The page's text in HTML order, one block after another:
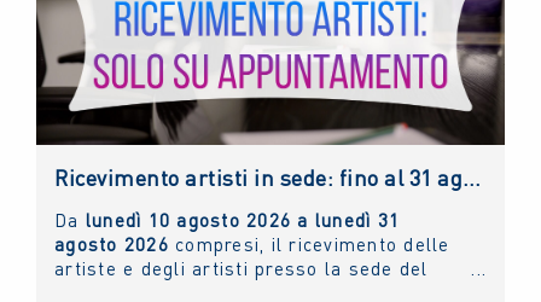
Ricevimento artisti in sede: fino al 31 agosto 2026 solo con appuntamento
Da lunedì 10 agosto 2026 a lunedì 31
agosto 2026 compresi, il ricevimento delle
artiste e degli artisti presso la sede del